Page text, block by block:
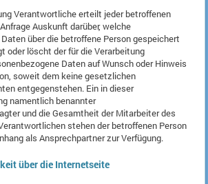
Verantwortliche erteilt jeder betroffenen
Auskunft darüber, welche
über die betroffene Person gespeichert
oder löscht der für die Verarbeitung
Daten auf Wunsch oder Hinweis
soweit dem keine gesetzlichen
entgegenstehen. Ein in dieser
namentlich benannter
und die Gesamtheit der Mitarbeiter des
stehen der betroffenen Person
als Ansprechpartner zur Verfügung.
über die Internetseite